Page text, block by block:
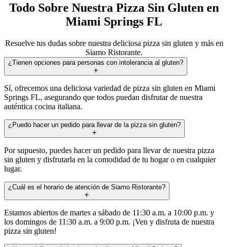
Todo Sobre Nuestra Pizza Sin Gluten en
Miami Springs FL
Resuelve tus dudas sobre nuestra deliciosa pizza sin gluten y más en
Siamo Ristorante.
¿Tienen opciones para personas con intolerancia al gluten?
Sí, ofrecemos una deliciosa variedad de pizza sin gluten en Miami
Springs FL, asegurando que todos puedan disfrutar de nuestra
auténtica cocina italiana.
¿Puedo hacer un pedido para llevar de la pizza sin gluten?
Por supuesto, puedes hacer un pedido para llevar de nuestra pizza
sin gluten y disfrutarla en la comodidad de tu hogar o en cualquier
lugar.
¿Cuál es el horario de atención de Siamo Ristorante?
Estamos abiertos de martes a sábado de 11:30 a.m. a 10:00 p.m. y
los domingos de 11:30 a.m. a 9:00 p.m. ¡Ven y disfruta de nuestra
pizza sin gluten!